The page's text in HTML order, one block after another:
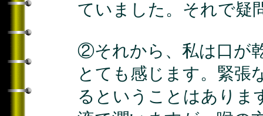
ていました。それで疑
②それから、私は口が
とても感じます。緊張
るということはありま